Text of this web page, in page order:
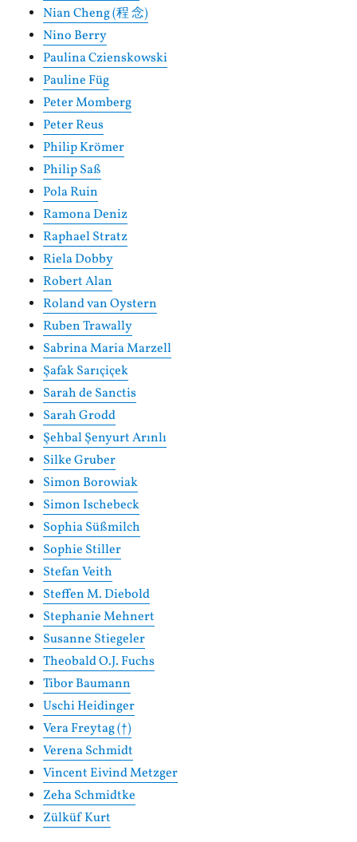
Nian Cheng (程 念)
Nino Berry
Paulina Czienskowski
Pauline Füg
Peter Momberg
Peter Reus
Philip Krömer
Philip Saß
Pola Ruin
Ramona Deniz
Raphael Stratz
Riela Dobby
Robert Alan
Roland van Oystern
Ruben Trawally
Sabrina Maria Marzell
Şafak Sarıçiçek
Sarah de Sanctis
Sarah Grodd
Şehbal Şenyurt Arınlı
Silke Gruber
Simon Borowiak
Simon Ischebeck
Sophia Süßmilch
Sophie Stiller
Stefan Veith
Steffen M. Diebold
Stephanie Mehnert
Susanne Stiegeler
Theobald O.J. Fuchs
Tibor Baumann
Uschi Heidinger
Vera Freytag (†)
Verena Schmidt
Vincent Eivind Metzger
Zeha Schmidtke
Zülküf Kurt